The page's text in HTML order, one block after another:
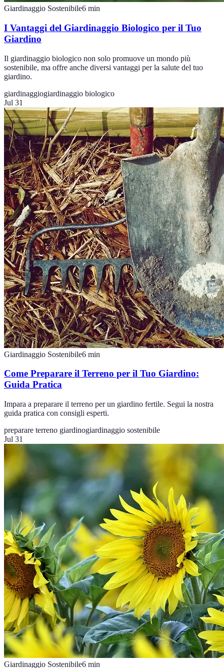
Giardinaggio Sostenibile6 min
I Vantaggi del Giardinaggio Biologico per il Tuo
Giardino
Il giardinaggio biologico non solo promuove un mondo più
sostenibile, ma offre anche diversi vantaggi per la salute del tuo
giardino.
giardinaggiogiardinaggio biologico
Jul 31
Giardinaggio Sostenibile6 min
Come Preparare il Terreno per il Tuo Giardino:
Guida Pratica
Impara a preparare il terreno per un giardino fertile. Segui la nostra
guida pratica con consigli esperti.
preparare terreno giardinogiardinaggio sostenibile
Jul 31
Giardinaggio Sostenibile6 min